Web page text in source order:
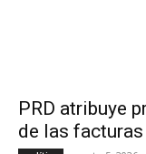
PRD atribuye
de las